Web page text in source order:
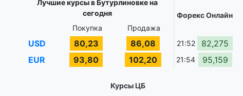
Лучшие курсы в Бутурлиновке на
сегодня
Форекс Онлайн
Покупка
Продажа
USD 80,23 86,08 21:52
82,275
EUR
93,80 102,20 21:54 95,159
Курсы ЦБ